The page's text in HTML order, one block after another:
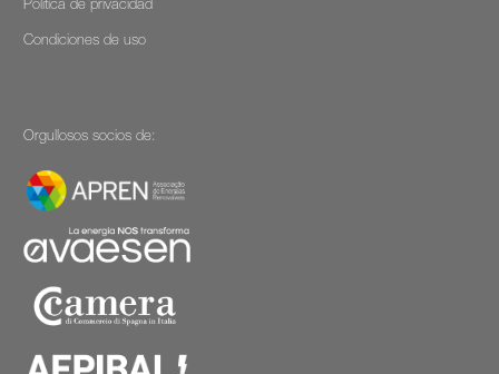
Política de privacidad
Condiciones de uso
Orgullosos socios de: